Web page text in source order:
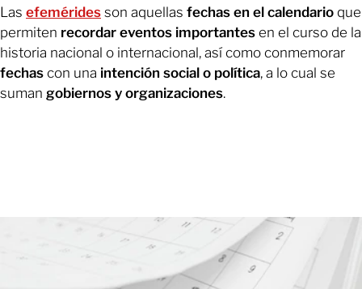
Las efemérides son aquellas fechas en el calendario que
permiten recordar eventos importantes en el curso de la
historia nacional o internacional, así como conmemorar
fechas con una intención social o política, a lo cual se
suman gobiernos y organizaciones.